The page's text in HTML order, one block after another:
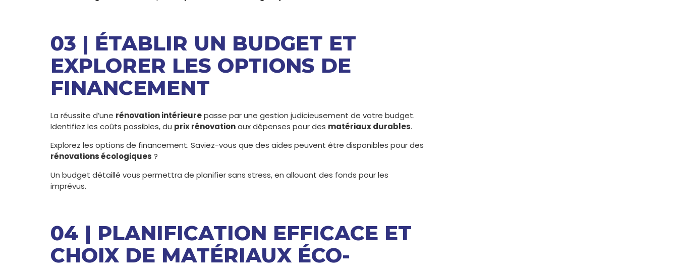
03 | ÉTABLIR UN BUDGET ET
EXPLORER LES OPTIONS DE
FINANCEMENT
La réussite d’une rénovation intérieurepasse par une gestion judicieusement de votre budget.
Identifiez les coûts possibles, du prix rénovationaux dépenses pour des matériaux durables.
Explorez les options de financement. Saviez-vous que des aides peuvent être disponibles pour des
rénovations écologiques ?
Un budget détaillé vous permettra de planifier sans stress, en allouant des fonds pour les
imprévus.
04 | PLANIFICATION EFFICACE ET
CHOIX DE MATÉRIAUX ÉCO-